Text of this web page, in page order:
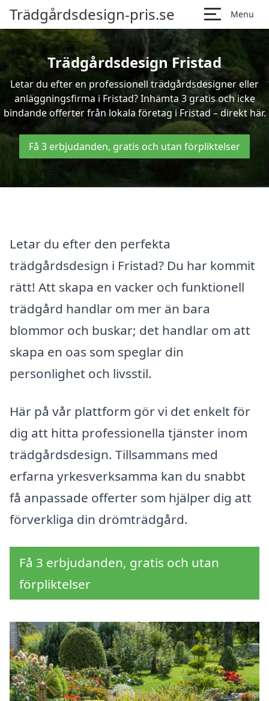
Trädgårdsdesign-pris.se Menu
Trädgårdsdesign Fristad
Letar du efter en professionell trädgårdsdesigner eller
anläggningsfirma i Fristad? Inhämta 3 gratis och icke
bindande offerter från lokala företag i Fristad – direkt här.
Få 3 erbjudanden, gratis och utan förpliktelser
Letar du efter den perfekta
trädgårdsdesign i Fristad? Du har kommit
rätt! Att skapa en vacker och funktionell
trädgård handlar om mer än bara
blommor och buskar; det handlar om att
skapa en oas som speglar din
personlighet och livsstil.
Här på vår plattform gör vi det enkelt för
dig att hitta professionella tjänster inom
trädgårdsdesign. Tillsammans med
erfarna yrkesverksamma kan du snabbt
få anpassade offerter som hjälper dig att
förverkliga din drömträdgård.
Få 3 erbjudanden, gratis och utan
förpliktelser